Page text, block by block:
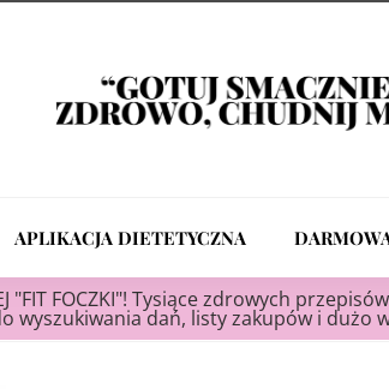
APLIKACJA DIETETYCZNA
"FIT FOCZKI"! Tysiące zdrowych
wyszukiwania dań, listy zakupów i dużo